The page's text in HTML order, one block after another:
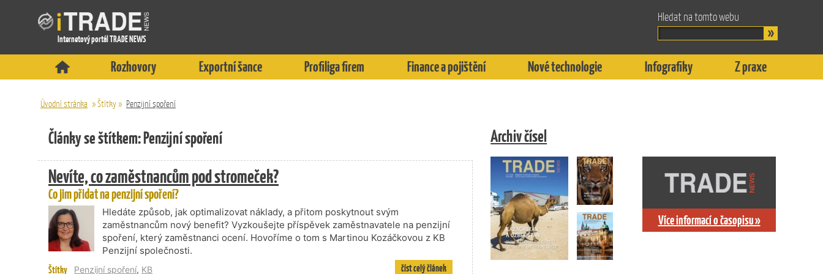
Internetový portál TRADE NEWS
Hledat na tomto webu
Rozhovory Exportní šance Profiliga firem Finance a pojištění Nové technologie Infografiky Z praxe
Úvodní stránka »Štítky» Penzijní spoření
Články se štítkem: Penzijní spoření
Nevíte, co zaměstnancům pod stromeček?
Co jim přidat na penzijní spoření?
Hledáte způsob, jak optimalizovat náklady, a přitom poskytnout svým
zaměstnancům nový benefit? Vyzkoušejte příspěvek zaměstnavatele na penzijní
spoření, který zaměstnanci ocení. Hovoříme o tom s Martinou Kozáčkovou z KB
Penzijní společnosti.
Štítky Penzijní spoření, KB číst celý článek
Archiv čísel
Více informací o časopisu »